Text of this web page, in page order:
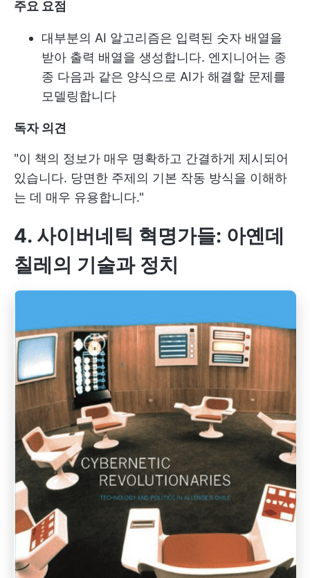
주요 요점
대부분의 AI 알고리즘은 입력된 숫자 배열을
받아 출력 배열을 생성합니다. 엔지니어는 종
종 다음과 같은 양식으로 AI가 해결할 문제를
모델링합니다
독자 의견
"이 책의 정보가 매우 명확하고 간결하게 제시되어
있습니다. 당면한 주제의 기본 작동 방식을 이해하
는 데 매우 유용합니다."
4. 사이버네틱 혁명가들: 아옌데
칠레의 기술과 정치